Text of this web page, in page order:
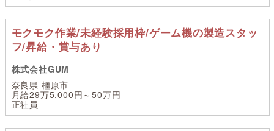
モクモク作業/未経験採用枠/ゲーム機の製造スタッ
フ/昇給・賞与あり
株式会社GUM
奈良県 橿原市
月給29万5,000円～50万円
正社員